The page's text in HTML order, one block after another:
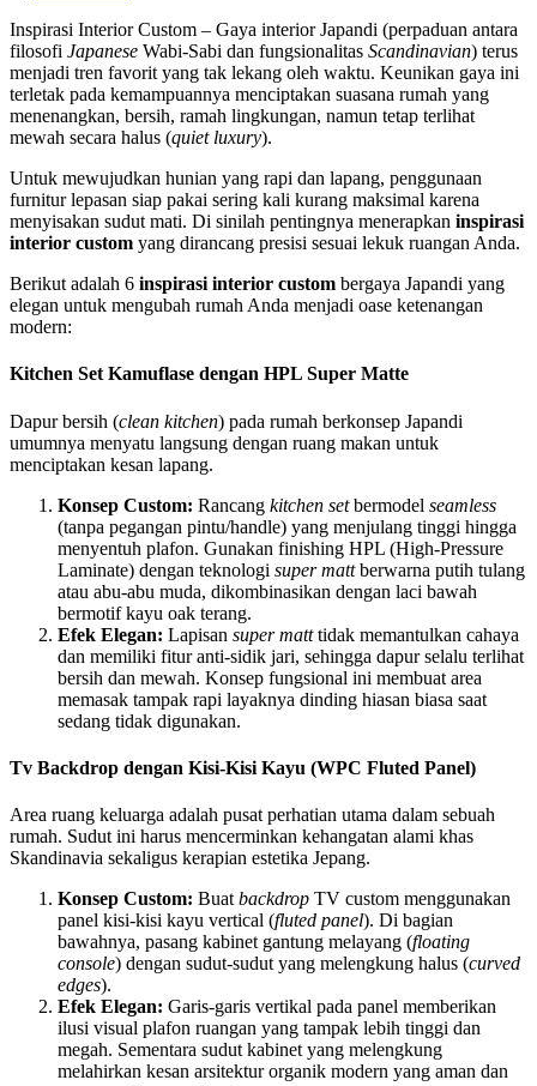
Inspirasi Interior Custom – Gaya interior Japandi (perpaduan antara
filosofi Japanese Wabi-Sabi dan fungsionalitas Scandinavian) terus
menjadi tren favorit yang tak lekang oleh waktu. Keunikan gaya ini
terletak pada kemampuannya menciptakan suasana rumah yang
menenangkan, bersih, ramah lingkungan, namun tetap terlihat
mewah secara halus (quiet luxury).
Untuk mewujudkan hunian yang rapi dan lapang, penggunaan
furnitur lepasan siap pakai sering kali kurang maksimal karena
menyisakan sudut mati. Di sinilah pentingnya menerapkan inspirasi
interior custom yang dirancang presisi sesuai lekuk ruangan Anda.
Berikut adalah 6 inspirasi interior custom bergaya Japandi yang
elegan untuk mengubah rumah Anda menjadi oase ketenangan
modern:
Kitchen Set Kamuflase dengan HPL Super Matte
Dapur bersih (clean kitchen) pada rumah berkonsep Japandi
umumnya menyatu langsung dengan ruang makan untuk
menciptakan kesan lapang.
Konsep Custom: Rancang kitchen setbermodel seamless
(tanpa pegangan pintu/handle) yang menjulang tinggi hingga
menyentuh plafon. Gunakan finishing HPL (High-Pressure
Laminate) dengan teknologi super mattberwarna putih tulang
atau abu-abu muda, dikombinasikan dengan laci bawah
bermotif kayu oak terang.
Efek Elegan: Lapisan super matttidak memantulkan cahaya
dan memiliki fitur anti-sidik jari, sehingga dapur selalu terlihat
bersih dan mewah. Konsep fungsional ini membuat area
memasak tampak rapi layaknya dinding hiasan biasa saat
sedang tidak digunakan.
Tv Backdrop dengan Kisi-Kisi Kayu (WPC Fluted Panel)
Area ruang keluarga adalah pusat perhatian utama dalam sebuah
rumah. Sudut ini harus mencerminkan kehangatan alami khas
Skandinavia sekaligus kerapian estetika Jepang.
Konsep Custom: Buat backdrop TV custom menggunakan
panel kisi-kisi kayu vertical (fluted panel). Di bagian
bawahnya, pasang kabinet gantung melayang (floating
console) dengan sudut-sudut yang melengkung halus (curved
edges).
Efek Elegan: Garis-garis vertikal pada panel memberikan
ilusi visual plafon ruangan yang tampak lebih tinggi dan
megah. Sementara sudut kabinet yang melengkung
melahirkan kesan arsitektur organik modern yang aman dan